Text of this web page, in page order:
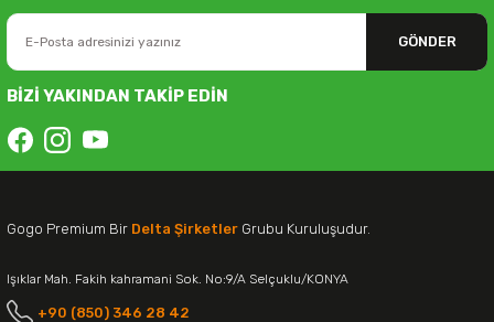
GÖNDER
BİZİ YAKINDAN TAKİP EDİN
Gogo Premium Bir Delta Şirketler Grubu Kuruluşudur.
Işıklar Mah. Fakih kahramani Sok. No:9/A Selçuklu/KONYA
+90 (850) 346 28 42